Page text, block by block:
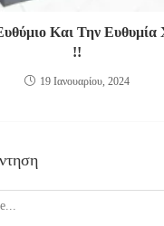
Και Την
!!
19 Ιανουαρίου, 2024